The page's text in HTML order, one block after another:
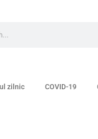
zilnic COVID-19